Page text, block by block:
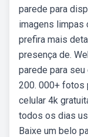
parede para
imagens limpas
prefira mais
presença de.
parede para
200. 000+ fotos
celular 4k
todos os dias
Baixe um belo